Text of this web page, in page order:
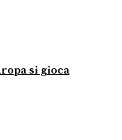
si gioca